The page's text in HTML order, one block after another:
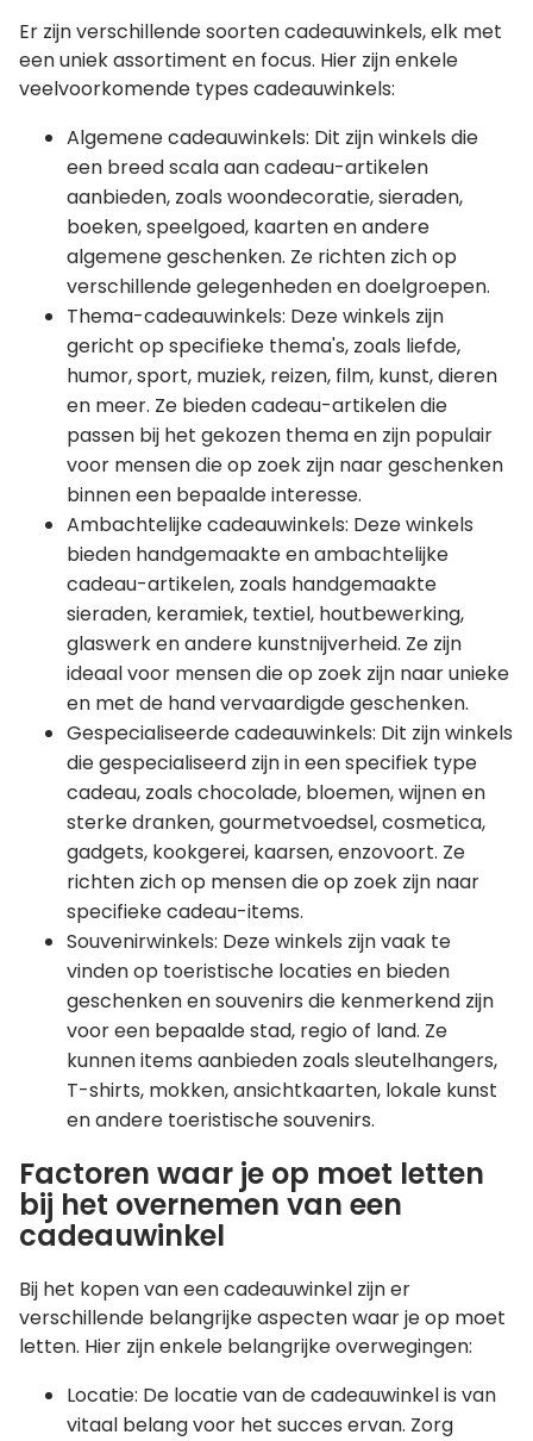
Er zijn verschillende soorten cadeauwinkels, elk met
een uniek assortiment en focus. Hier zijn enkele
veelvoorkomende types cadeauwinkels:
Algemene cadeauwinkels: Dit zijn winkels die
een breed scala aan cadeau-artikelen
aanbieden, zoals woondecoratie, sieraden,
boeken, speelgoed, kaarten en andere
algemene geschenken. Ze richten zich op
verschillende gelegenheden en doelgroepen.
Thema-cadeauwinkels: Deze winkels zijn
gericht op specifieke thema's, zoals liefde,
humor, sport, muziek, reizen, film, kunst, dieren
en meer. Ze bieden cadeau-artikelen die
passen bij het gekozen thema en zijn populair
voor mensen die op zoek zijn naar geschenken
binnen een bepaalde interesse.
Ambachtelijke cadeauwinkels: Deze winkels
bieden handgemaakte en ambachtelijke
cadeau-artikelen, zoals handgemaakte
sieraden, keramiek, textiel, houtbewerking,
glaswerk en andere kunstnijverheid. Ze zijn
ideaal voor mensen die op zoek zijn naar unieke
en met de hand vervaardigde geschenken.
Gespecialiseerde cadeauwinkels: Dit zijn winkels
die gespecialiseerd zijn in een specifiek type
cadeau, zoals chocolade, bloemen, wijnen en
sterke dranken, gourmetvoedsel, cosmetica,
gadgets, kookgerei, kaarsen, enzovoort. Ze
richten zich op mensen die op zoek zijn naar
specifieke cadeau-items.
Souvenirwinkels: Deze winkels zijn vaak te
vinden op toeristische locaties en bieden
geschenken en souvenirs die kenmerkend zijn
voor een bepaalde stad, regio of land. Ze
kunnen items aanbieden zoals sleutelhangers,
T-shirts, mokken, ansichtkaarten, lokale kunst
en andere toeristische souvenirs.
Factoren waar je op moet letten
bij het overnemen van een
cadeauwinkel
Bij het kopen van een cadeauwinkel zijn er
verschillende belangrijke aspecten waar je op moet
letten. Hier zijn enkele belangrijke overwegingen:
Locatie: De locatie van de cadeauwinkel is van
vitaal belang voor het succes ervan. Zorg